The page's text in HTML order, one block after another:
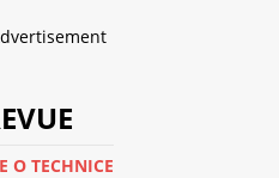
O TECHNICE